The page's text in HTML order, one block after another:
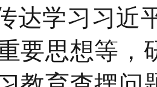
达学习习近
要思想等